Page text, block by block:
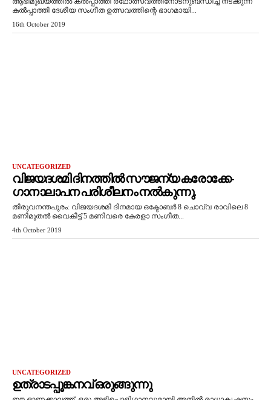
കല്‍പ്പാത്തി ദേശീയ സംഗീത ഉത്സവത്തിന്റെ ഭാഗമായി...
16th October 2019
UNCATEGORIZED
വിജയദശമി ദിനത്തിൽ സൗജന്യ കരോക്കേ-
ഗാനാലാപന പരിശീലനം നൽകുന്നു.
തിരുവനന്തപുരം: വിജയദശമി ദിനമായ ഒക്ടോബർ 8 ചൊവ്വ രാവിലെ 8
മണിമുതൽ വൈകീട്ട് 5 മണിവരെ കേരളാ സംഗീത...
4th October 2019
UNCATEGORIZED
ഉത്രാടപ്പൂങ്കനവ് ഒരുങ്ങുന്നു